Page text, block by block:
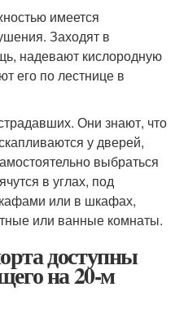
имеется
Заходят в
надевают кислородную
его по лестнице в
Они знают, что
у дверей,
выбраться
в углах, под
или в шкафах,
или ванные комнаты.
доступны
на 20-м